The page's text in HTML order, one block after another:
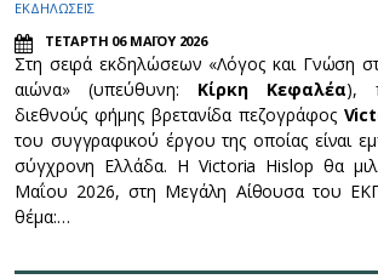
ΕΚΔΗΛΩΣΕΙΣ
ΤΕΤΑΡΤΗ 06 ΜΑΪΟΥ 2026
Στη σειρά εκδηλώσεων «Λόγος και Γνώση
αιώνα» (υπεύθυνη: Κίρκη Κεφαλέα),
διεθνούς φήμης βρετανίδα πεζογράφος
του συγγραφικού έργου της οποίας είναι
σύγχρονη Ελλάδα. Η Victoria Hislop θα
Μαΐου 2026, στη Μεγάλη Αίθουσα του
θέμα:…